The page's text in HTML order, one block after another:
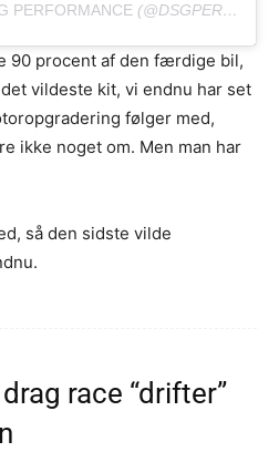
PERFORMANCE (@DSGPERFORMANCE) ON
90 procent af den færdige bil,
vildeste kit, vi endnu har set
følger med,
ikke noget om. Men man har
så den sidste vilde
race “drifter”